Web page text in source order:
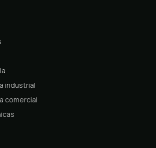
industrial
comercial